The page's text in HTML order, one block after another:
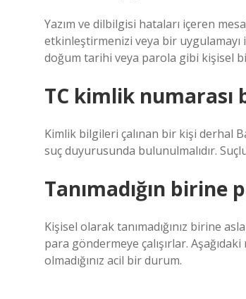
Yazım ve dilbilgisi hataları içeren
etkinleştirmenizi veya bir uygulamayı
doğum tarihi veya parola gibi kişisel
TC kimlik numarası
Kimlik bilgileri çalınan bir kişi derhal
suç duyurusunda bulunulmalıdır.
Tanımadığın
Kişisel olarak tanımadığınız birine
para göndermeye çalışırlar.
olmadığınız acil bir durum.